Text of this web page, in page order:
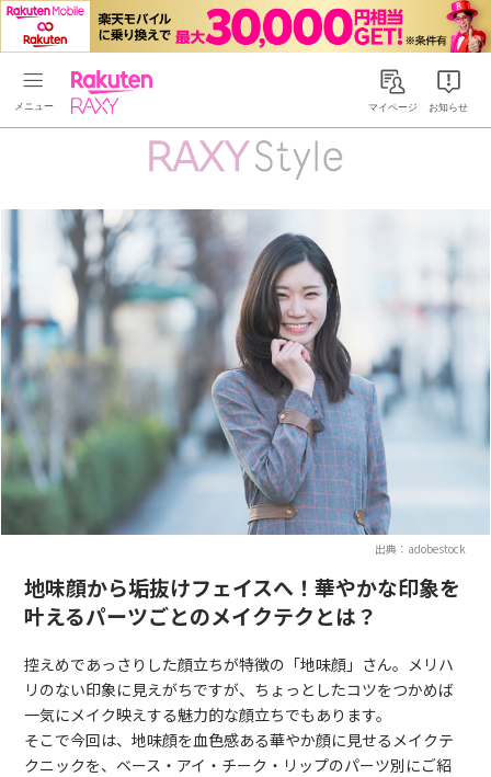
Rakuten RAXYマイページ お知らせ
出典：adobestock
地味顔から垢抜けフェイスへ！華やかな印象を
叶えるパーツごとのメイクテクとは？
控えめであっさりした顔立ちが特徴の「地味顔」さん。メリハ
リのない印象に見えがちですが、ちょっとしたコツをつかめば
一気にメイク映えする魅力的な顔立ちでもあります。
そこで今回は、地味顔を血色感ある華やか顔に見せるメイクテ
クニックを、ベース・アイ・チーク・リップのパーツ別にご紹